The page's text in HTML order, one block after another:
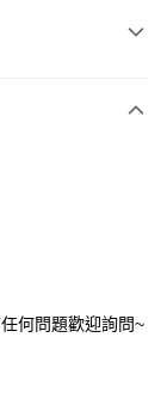
何問題歡迎詢問~